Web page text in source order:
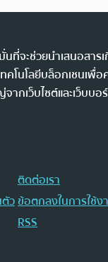
ที่จะช่วยนำเสนอสาร
คโนโลยีบล็อกเชนเพื่อ
กเว็บไซต์และเว็บบอ
ติดต่อเรา
วข้อตกลงในการใช้ง
RSS